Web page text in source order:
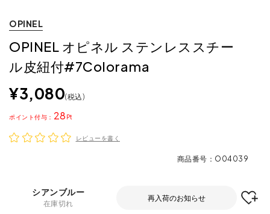
OPINEL
OPINEL オピネル ステンレススチー
ル皮紐付#7Colorama
¥3,080 税込
28
ポイント
レビューを書く
商品番号 O04039
シアンブルー
在庫切れ
再入荷のお知らせ